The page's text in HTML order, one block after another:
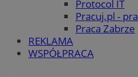
Protocol IT
Pracuj.pl -
Praca Zabrze
REKLAMA
WSPÓŁPRACA